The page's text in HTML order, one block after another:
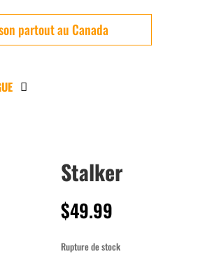
partout au Canada
Stalker
$49.99
Rupture de stock